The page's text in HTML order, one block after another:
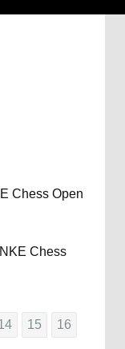
Chess Open
Chess
15 16